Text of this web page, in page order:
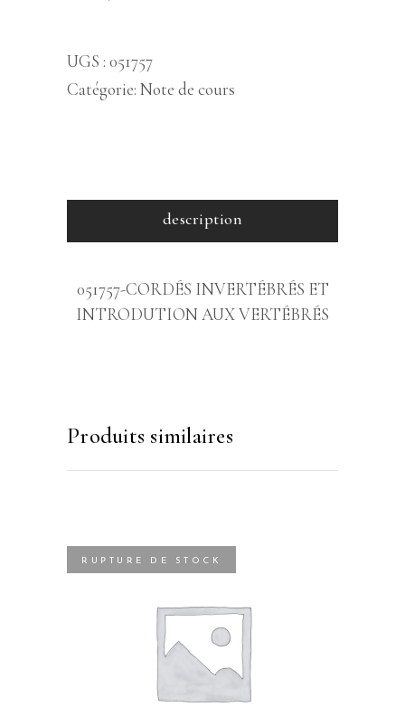
UGS : 051757
Catégorie: Note de cours
description
051757-CORDÉS INVERTÉBRÉS ET
INTRODUTION AUX VERTÉBRÉS
Produits similaires
RUPTURE DE STOCK